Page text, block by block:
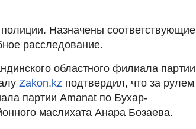
Назначены соответствующие
расследование.
областного филиала партии
Zakon.kz подтвердил, что за рулем
партии Amanat по Бухар-
маслихата Анара Бозаева.